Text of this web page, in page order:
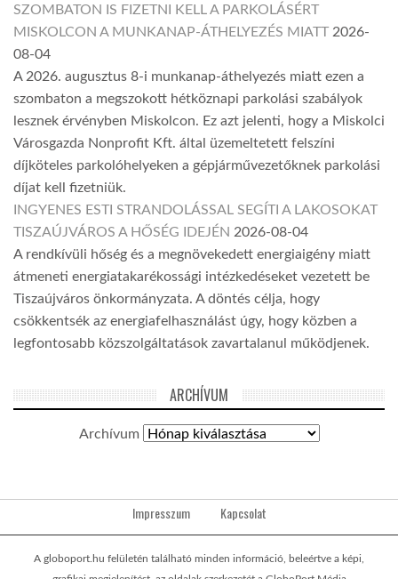
SZOMBATON IS FIZETNI KELL A PARKOLÁSÉRT
MISKOLCON A MUNKANAP-ÁTHELYEZÉS MIATT 2026-
08-04
A 2026. augusztus 8-i munkanap-áthelyezés miatt ezen a
szombaton a megszokott hétköznapi parkolási szabályok
lesznek érvényben Miskolcon. Ez azt jelenti, hogy a Miskolci
Városgazda Nonprofit Kft. által üzemeltetett felszíni
díjköteles parkolóhelyeken a gépjárművezetőknek parkolási
díjat kell fizetniük.
INGYENES ESTI STRANDOLÁSSAL SEGÍTI A LAKOSOKAT
TISZAÚJVÁROS A HŐSÉG IDEJÉN 2026-08-04
A rendkívüli hőség és a megnövekedett energiaigény miatt
átmeneti energiatakarékossági intézkedéseket vezetett be
Tiszaújváros önkormányzata. A döntés célja, hogy
csökkentsék az energiafelhasználást úgy, hogy közben a
legfontosabb közszolgáltatások zavartalanul működjenek.
ARCHÍVUM
Archívum
Impresszum Kapcsolat
A globoport.hu felületén található minden információ, beleértve a képi,